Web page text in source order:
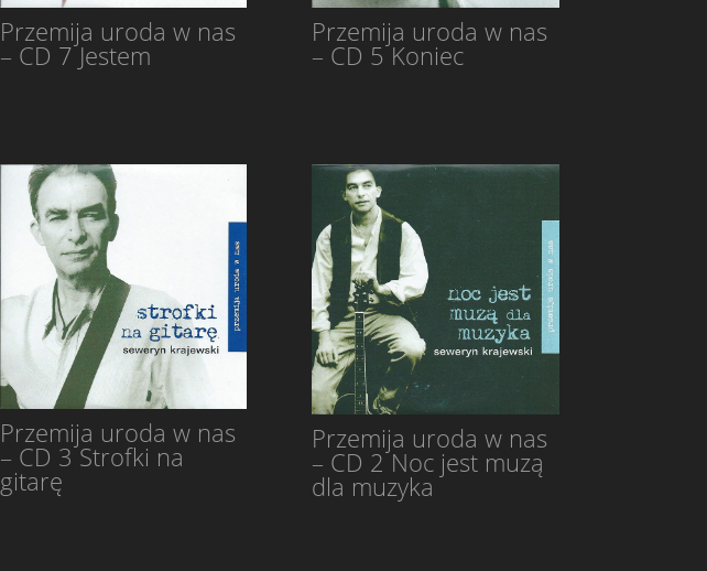
Przemija uroda w nas
– CD 7 Jestem
Przemija uroda w nas
– CD 5 Koniec
Przemija uroda w nas
– CD 3 Strofki na
gitarę
Przemija uroda w nas
– CD 2 Noc jest muzą
dla muzyka